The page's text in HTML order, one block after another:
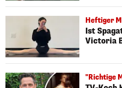
Heftiger
Ist
Victoria
"Richtige